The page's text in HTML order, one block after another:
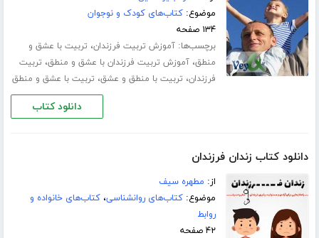
موضوع:کتاب‌های کودک و نوجوان
۱۳۴ صفحه
برچسب‌ها:آموزش تربیت فرزندان، تربیت با عشق و
منطق،آموزش تربیت فرزندان با عشق و منطق، تربیت
فرزندان، تربیت با منطق و عشق، تربیت با عشق و منطق
دانلود کتاب
دانلود کتاب زندان فرزندان
از: مطهره سیف
موضوع:کتاب‌های روانشناسی،کتاب‌های خانواده و
روابط
۴۲ صفحه